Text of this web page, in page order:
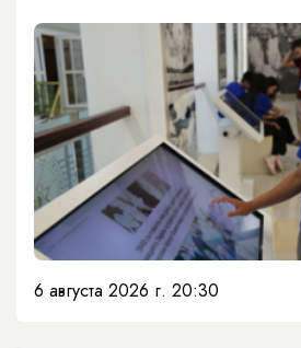
6 августа 2026 г. 20:30